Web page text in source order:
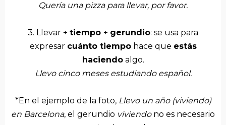
Quería una pizza para llevar, por favor.
3. Llevar + tiempo + gerundio: se usa para
expresar cuánto tiempohace que estás
haciendoalgo.
Llevo cinco meses estudiando español.
*En el ejemplo de la foto, Llevo un año (viviendo)
en Barcelona, el gerundio viviendono es necesario